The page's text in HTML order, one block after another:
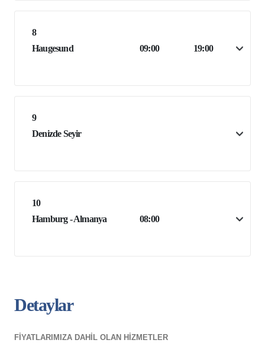
8
Haugesund
09:00 19:00
9
Denizde Seyir
10
Hamburg - Almanya
08:00
Detaylar
FİYATLARIMIZA DAHİL OLAN HİZMETLER